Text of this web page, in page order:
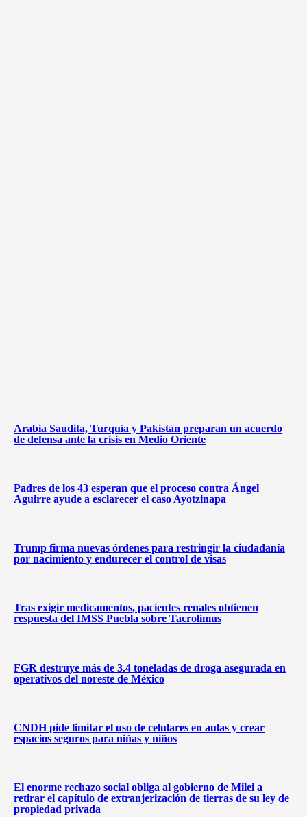
Arabia Saudita, Turquía y Pakistán preparan un acuerdo
de defensa ante la crisis en Medio Oriente
Padres de los 43 esperan que el proceso contra Ángel
Aguirre ayude a esclarecer el caso Ayotzinapa
Trump firma nuevas órdenes para restringir la ciudadanía
por nacimiento y endurecer el control de visas
Tras exigir medicamentos, pacientes renales obtienen
respuesta del IMSS Puebla sobre Tacrolimus
FGR destruye más de 3.4 toneladas de droga asegurada en
operativos del noreste de México
CNDH pide limitar el uso de celulares en aulas y crear
espacios seguros para niñas y niños
El enorme rechazo social obliga al gobierno de Milei a
retirar el capítulo de extranjerización de tierras de su ley de
propiedad privada